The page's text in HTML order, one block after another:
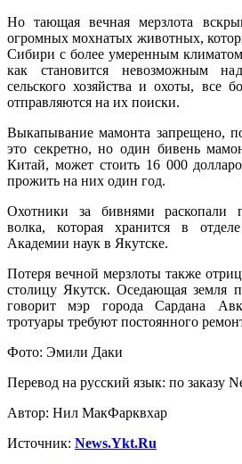
Но тающая вечная мерзлота
огромных мохнатых животных,
Сибири с более умеренным
как становится невозможным
сельского хозяйства и охоты, все
отправляются на их поиски.
Выкапывание мамонта запрещено,
это секретно, но один бивень
Китай, может стоить 16 000
прожить на них один год.
Охотники за бивнями раскопали
волка, которая хранится в
Академии наук в Якутске.
Потеря вечной мерзлоты также
столицу Якутск. Оседающая земля
говорит мэр города Сардана
тротуары требуют постоянного
Фото: Эмили Даки
Перевод на русский язык: по заказу
Автор: Нил МакФарквхар
Источник: News.Ykt.Ru